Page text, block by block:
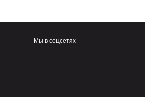
Мы в соцсетях